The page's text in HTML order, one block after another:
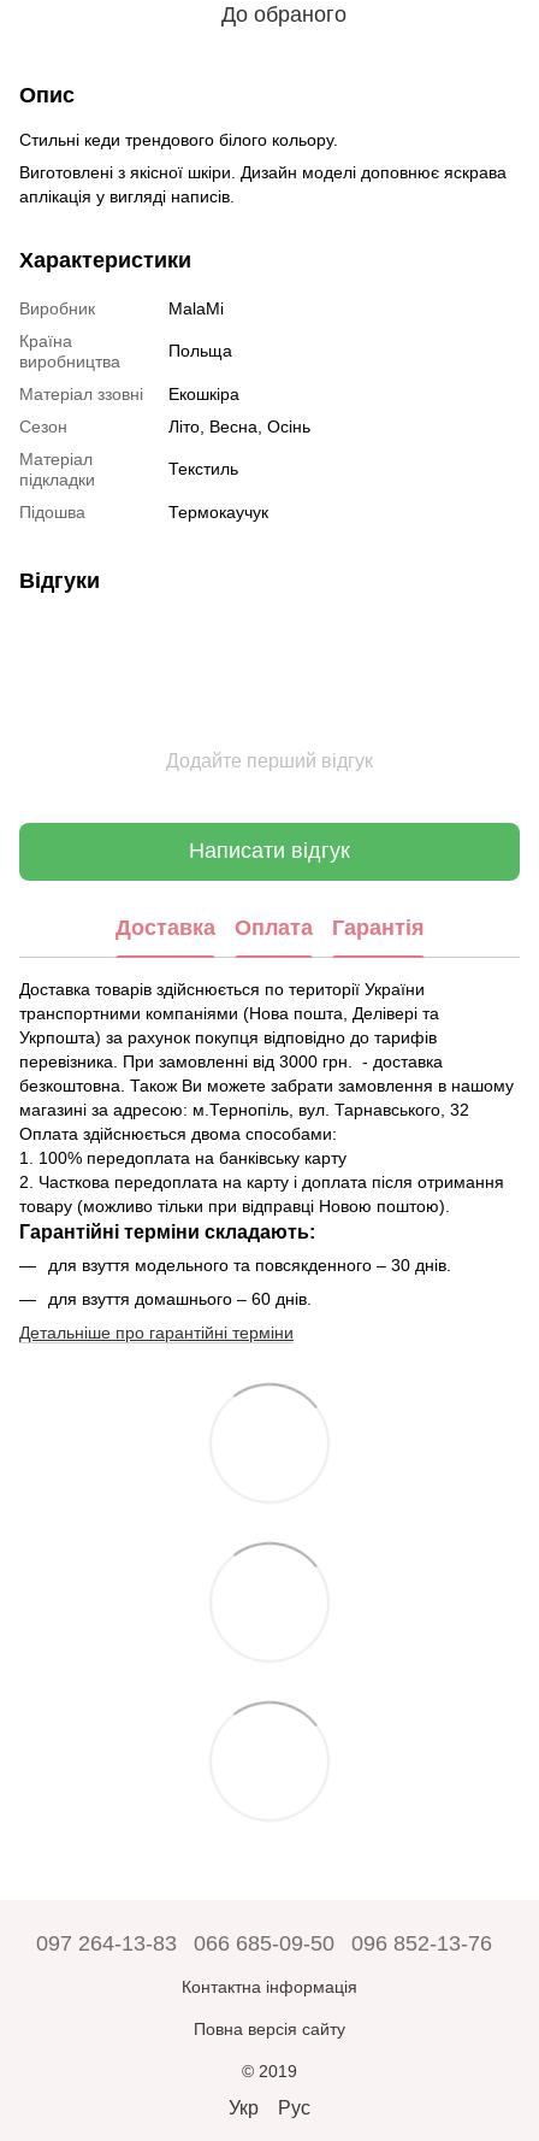
До обраного
Опис
Стильні кеди трендового білого кольору.
Виготовлені з якісної шкіри. Дизайн моделі доповнює яскрава
аплікація у вигляді написів.
Характеристики
Виробник
MalaMi
Країна
виробництва
Польща
Матеріал ззовні
Екошкіра
Сезон
Літо, Весна, Осінь
Матеріал
підкладки
Текстиль
Підошва Термокаучук
Відгуки
Додайте перший відгук
Написати відгук
Доставка Оплата Гарантія
Доставка товарів здійснюється по території України
транспортними компаніями (Нова пошта, Делівері та
Укрпошта) за рахунок покупця відповідно до тарифів
перевізника. При замовленні від 3000 грн. - доставка
безкоштовна. Також Ви можете забрати замовлення в нашому
магазині за адресою: м.Тернопіль, вул. Тарнавського, 32
Оплата здійснюється двома способами:
1. 100% передоплата на банківську карту
2. Часткова передоплата на карту і доплата після отримання
товару (можливо тільки при відправці Новою поштою).
Гарантійні терміни складають:
для взуття модельного та повсякденного – 30 днів.
для взуття домашнього – 60 днів.
Детальніше про гарантійні терміни
097 264-13-83 066 685-09-50 096 852-13-76
Контактна інформація
Повна версія сайту
© 2019
Укр Рус